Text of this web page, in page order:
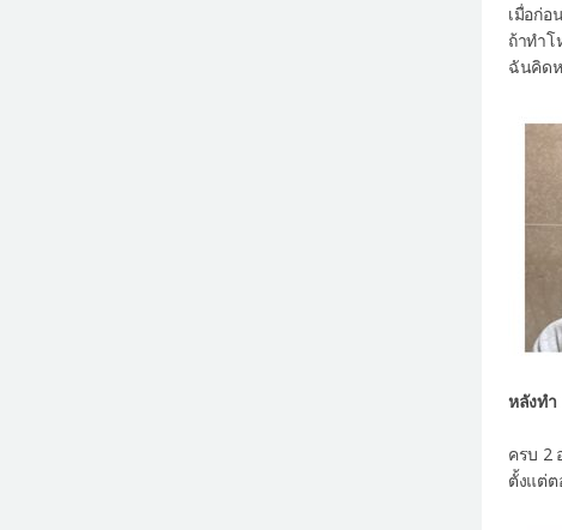
เมื่อก่
ถ้าทำโ
ฉันคิดห
หลังทำ
ครบ 2
ตั้งแต่